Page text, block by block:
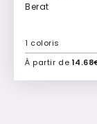
Berat
À partir de
1 coloris
Ajouter à